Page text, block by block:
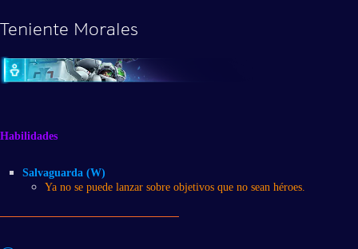
Teniente Morales
Habilidades
Salvaguarda (W)
Ya no se puede lanzar sobre objetivos que no sean héroes.